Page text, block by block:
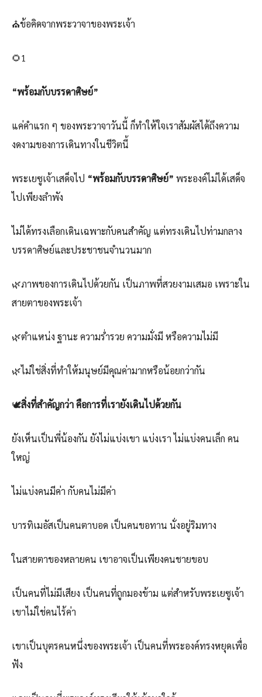
⛪ข้อคิดจากพระวาจาของพระเจ้า
🌻1
“พร้อมกับบรรดาศิษย์”
แค่คำแรก ๆ ของพระวาจาวันนี้ ก็ทำให้ใจเราสัมผัสได้ถึงความ
งดงามของการเดินทางในชีวิตนี้
พระเยซูเจ้าเสด็จไป “พร้อมกับบรรดาศิษย์” พระองค์ไม่ได้เสด็จ
ไปเพียงลำพัง
ไม่ได้ทรงเลือกเดินเฉพาะกับคนสำคัญ แต่ทรงเดินไปท่ามกลาง
บรรดาศิษย์และประชาชนจำนวนมาก
🌿ภาพของการเดินไปด้วยกัน เป็นภาพที่สวยงามเสมอ เพราะใน
สายตาของพระเจ้า
🌿ตำแหน่ง ฐานะ ความร่ำรวย ความมั่งมี หรือความไม่มี
🌿ไม่ใช่สิ่งที่ทำให้มนุษย์มีคุณค่ามากหรือน้อยกว่ากัน
🕊️สิ่งที่สำคัญกว่า คือการที่เรายังเดินไปด้วยกัน
ยังเห็นเป็นพี่น้องกัน ยังไม่แบ่งเขา แบ่งเรา ไม่แบ่งคนเล็ก คน
ใหญ่
ไม่แบ่งคนมีค่า กับคนไม่มีค่า
บารทิเมอัสเป็นคนตาบอด เป็นคนขอทาน นั่งอยู่ริมทาง
ในสายตาของหลายคน เขาอาจเป็นเพียงคนชายขอบ
เป็นคนที่ไม่มีเสียง เป็นคนที่ถูกมองข้าม แต่สำหรับพระเยซูเจ้า
เขาไม่ใช่คนไร้ค่า
เขาเป็นบุตรคนหนึ่งของพระเจ้า เป็นคนที่พระองค์ทรงหยุดเพื่อ
ฟัง